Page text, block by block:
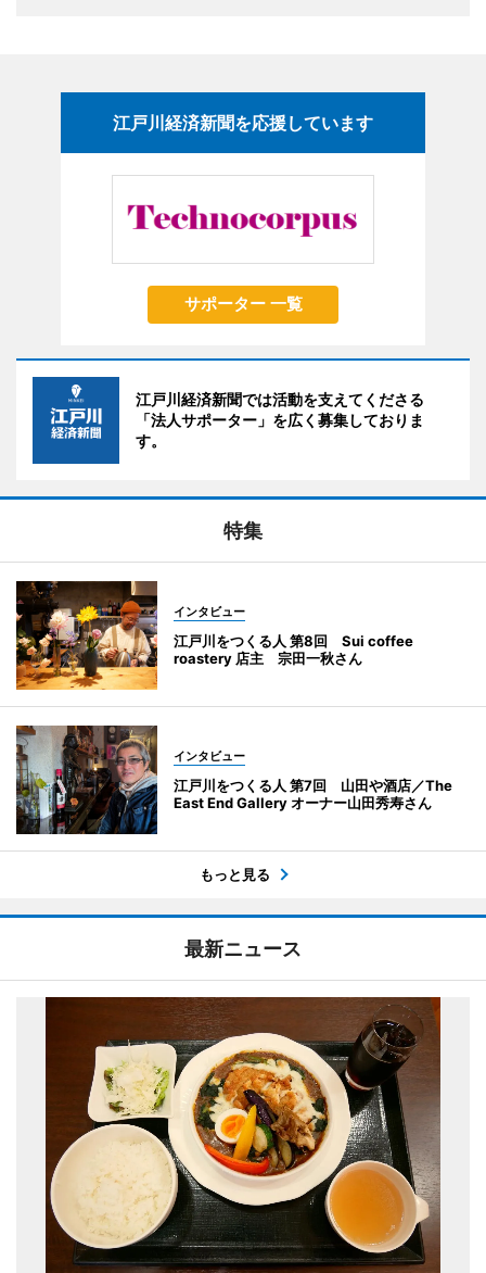
江戸川経済新聞を応援しています
サポーター 一覧
江戸川経済新聞では活動を支えてくださる
「法人サポーター」を広く募集しておりま
す。
特集
インタビュー
江戸川をつくる人 第8回 Sui coffee
roastery 店主 宗田一秋さん
インタビュー
江戸川をつくる人 第7回 山田や酒店／The
East End Gallery オーナー山田秀寿さん
もっと見る
最新ニュース